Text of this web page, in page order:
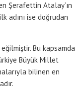
Şerafettin Atalay’ın
adını ise doğrudan
Bu kapsamda
Büyük Millet
bilinen en